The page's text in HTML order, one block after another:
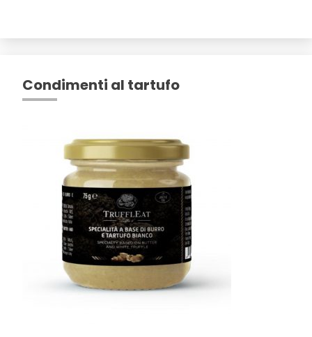
Condimenti al tartufo